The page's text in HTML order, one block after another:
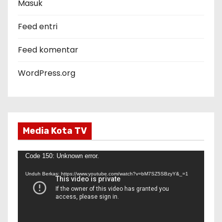
Masuk
Feed entri
Feed komentar
WordPress.org
Media Kota TV
Code 150: Unknown error.
Unduh Berkas: https://www.youtube.com/watch?v=bM7SZ5SBzyY&_=1